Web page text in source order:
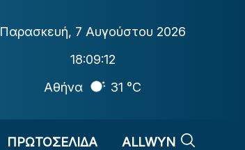
Παρασκευή, 7 Αυγούστου 2026
18:09:13
Αθήνα
31 °C
ΠΡΩΤΟΣΕΛΙΔΑ ALLWYN